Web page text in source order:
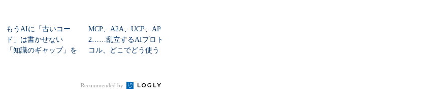
もうAIに「古いコー
ド」は書かせない
「知識のギャップ」を
MCP、A2A、UCP、AP
2……乱立するAIプロト
コル、どこでどう使う
Recommended by